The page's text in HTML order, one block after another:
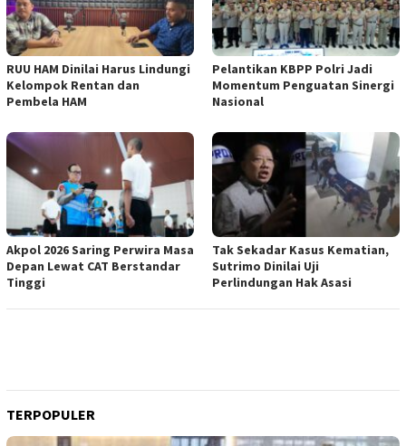
RUU HAM Dinilai Harus Lindungi
Kelompok Rentan dan
Pembela HAM
Pelantikan KBPP Polri Jadi
Momentum Penguatan Sinergi
Nasional
Akpol 2026 Saring Perwira Masa
Depan Lewat CAT Berstandar
Tinggi
Tak Sekadar Kasus Kematian,
Sutrimo Dinilai Uji
Perlindungan Hak Asasi
TERPOPULER